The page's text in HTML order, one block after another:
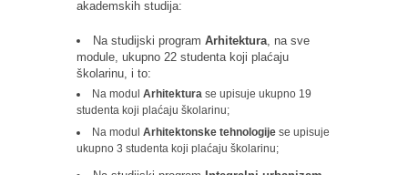
akademskih studija:
Na studijski program Arhitektura , na sve
module, ukupno 22 studenta koji plaćaju
školarinu, i to:
Na modul Arhitektura se upisuje ukupno 19
studenta koji plaćaju školarinu;
Na modul Arhitektonske tehnologije se upisuje
ukupno 3 studenta koji plaćaju školarinu;